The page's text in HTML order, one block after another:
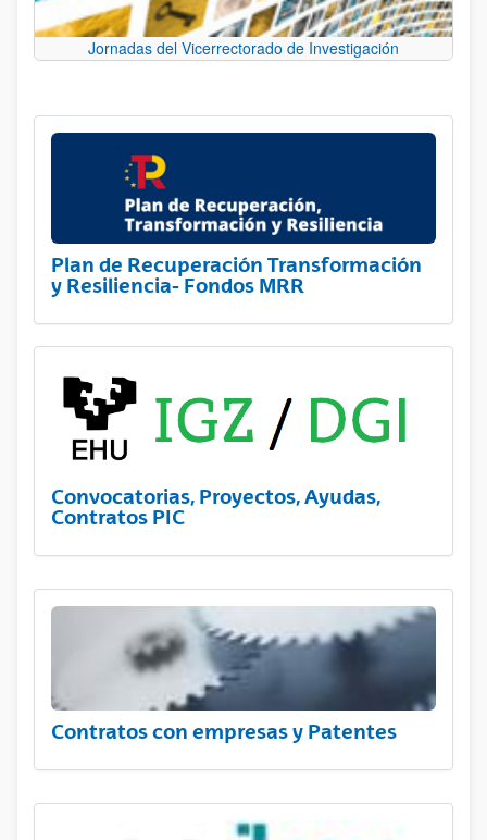
Jornadas del Vicerrectorado de Investigación
Plan de Recuperación Transformación
y Resiliencia- Fondos MRR
Convocatorias, Proyectos, Ayudas,
Contratos PIC
Contratos con empresas y Patentes